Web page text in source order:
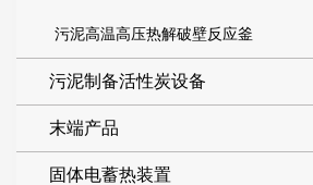
污泥高温高压热解破壁反应釜
污泥制备活性炭设备
末端产品
固体电蓄热装置